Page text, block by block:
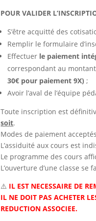
POUR VALIDER
S’être acquitté des
Remplir le formulaire
Effectuer le paiement
correspondant au
30€ pour paiement 9X) ;
Avoir l’aval de l’équipe
Toute inscription est
soit.
Modes de paiement
L’assiduité aux cours est
Le programme des cours
L’ouverture d’une classe
⚠️ IL EST NECESSAIRE DE
IL NE DOIT PAS ACHETER
REDUCTION ASSOCIEE.